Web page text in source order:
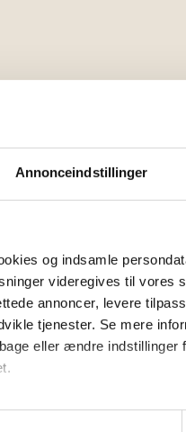
Annonceindstillinger
og indsamle
videregives til vores
annoncer, levere
tjenester. Se mere
eller ændre indstillinger